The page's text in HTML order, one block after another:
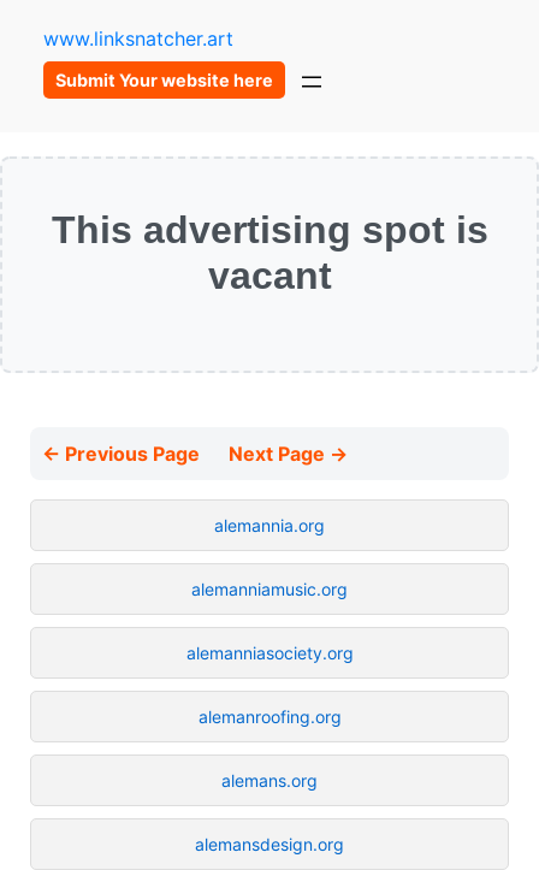
www.linksnatcher.art
Submit Your website here
This advertising spot is
vacant
← Previous Page Next Page →
alemannia.org
alemanniamusic.org
alemanniasociety.org
alemanroofing.org
alemans.org
alemansdesign.org